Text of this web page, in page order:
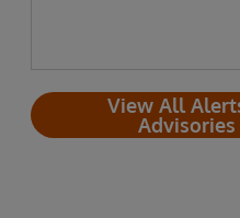
View All
Advisories